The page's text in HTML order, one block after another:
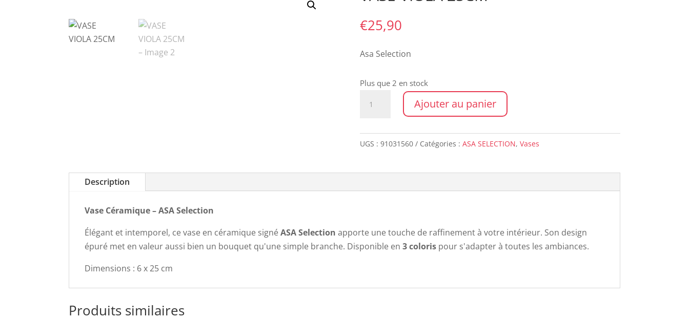
€25,90
Asa Selection
Plus que 2 en stock
VIOLA
Ajouter au panier
UGS : 91031560 Catégories : ASA SELECTION, Vases
Description
Vase Céramique – ASA Selection
Élégant et intemporel, ce vase en céramique signéASA Selection apporte une touche de raffinement à votre intérieur. Son design
épuré met en valeur aussi bien un bouquet qu'une simple branche. Disponible en3 coloris pour s'adapter à toutes les ambiances.
Dimensions : 6 x 25 cm
Produits similaires